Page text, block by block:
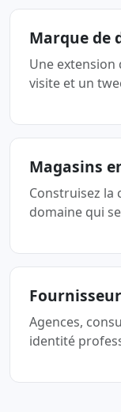
Marque de
Une extension
visite et un
Magasins
Construisez la
domaine qui
Agences,
identité